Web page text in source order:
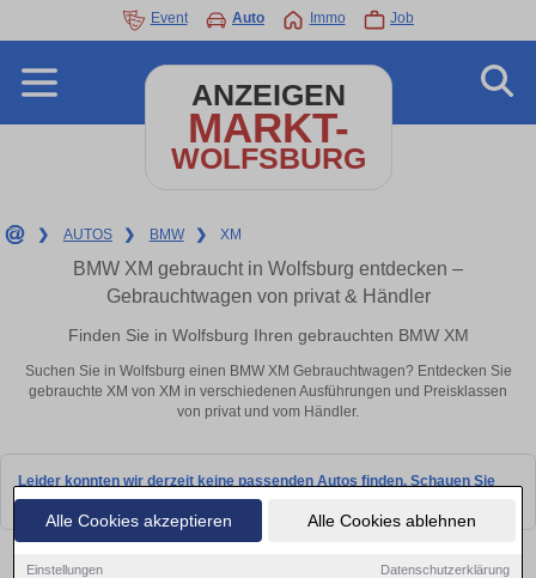
Alle Cookies akzeptieren Alle Cookies ablehnen
Einstellungen Datenschutzerklärung
Event Auto Immo Job
ANZEIGEN
MARKT-
WOLFSBURG
❯ AUTOS ❯ BMW ❯ XM
BMW XM gebraucht in Wolfsburg entdecken –
Gebrauchtwagen von privat & Händler
Finden Sie in Wolfsburg Ihren gebrauchten BMW XM
Suchen Sie in Wolfsburg einen BMW XM Gebrauchtwagen? Entdecken Sie
gebrauchte XM von XM in verschiedenen Ausführungen und Preisklassen
von privat und vom Händler.
Leider konnten wir derzeit keine passenden Autos finden. Schauen Sie
bald wieder vorbei!